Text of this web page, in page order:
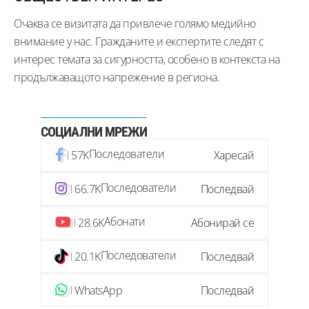
Очаква се визитата да привлече голямо медийно
внимание у нас. Гражданите и експертите следят с
интерес темата за сигурността, особено в контекста на
продължаващото напрежение в региона.
СОЦИАЛНИ МРЕЖИ
57KПоследователи Харесай
66.7KПоследователи Последвай
28.6KАбонати Абонирай се
20.1KПоследователи Последвай
WhatsApp Последвай